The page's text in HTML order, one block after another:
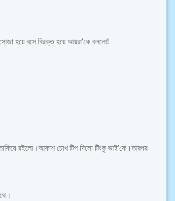
হয়ে বসে বিরক্ত হয়ে আয়রা’কে বললো!
রইলো।আকাশ চোখ টিপ দিলো টিংকু ভাই’কে।তারপর